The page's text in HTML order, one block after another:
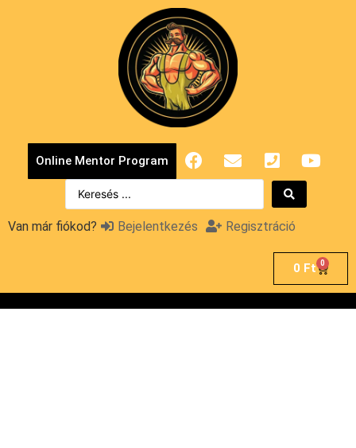
Online Mentor Program
Van már fiókod? Bejelentkezés Regisztráció
0 Ft 0